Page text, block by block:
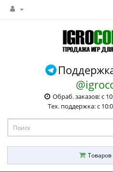
Обраб. заказов: с
Тех. поддержка: с
Товаров